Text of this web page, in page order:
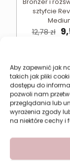
Aby zapewnić jak
takich jak pliki
dostępu do
pozwoli nam
przeglądania lub
wyrażenia zgody
na niektóre cechy i
sztyfcie
12,78zł
Najniższa
Dodaj do